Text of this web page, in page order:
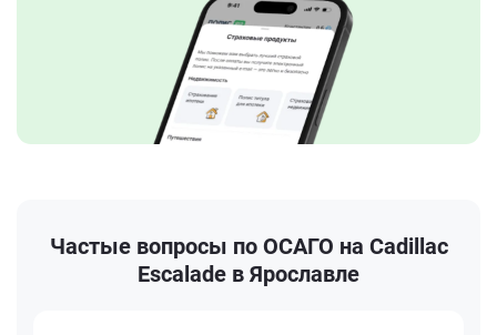
Частые вопросы по ОСАГО на Cadillac
Escalade в Ярославле